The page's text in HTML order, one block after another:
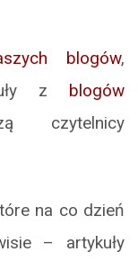
blogów,
z blogów
czytelnicy
na co dzień
– artykuły